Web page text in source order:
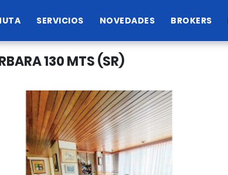
SERVICIOS NOVEDADES BROKERS
130 MTS (SR)